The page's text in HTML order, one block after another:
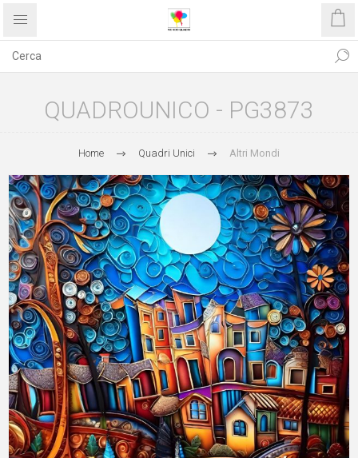
QUADROUNICO - PG3873
Home Quadri Unici Altri Mondi